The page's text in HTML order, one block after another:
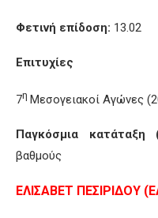
Φετινή επίδοση: 13.02
Επιτυχίες
7η Μεσογειακοί Αγώνες
Παγκόσμια
βαθμούς
ΕΛΙΣΑΒΕΤ ΠΕΣΙΡΙΔΟΥ